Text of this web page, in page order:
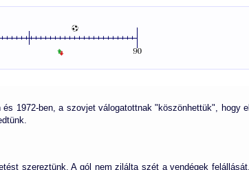
1972-ben, a szovjet válogatottnak "köszönhettük", hogy el
szereztünk. A gól nem zilálta szét a vendégek felállását.